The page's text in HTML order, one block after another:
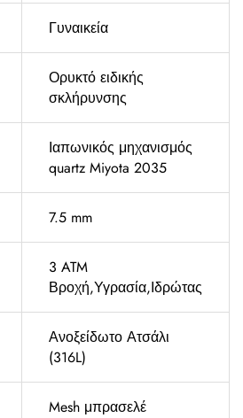
Γυναικεία
Ορυκτό ειδικής
σκλήρυνσης
Ιαπωνικός μηχανισμός
quartz Miyota 2035
7.5 mm
3 ATM
Βροχή,Υγρασία,Ιδρώτας
Ανοξείδωτο Ατσάλι
(316L)
Mesh μπρασελέ